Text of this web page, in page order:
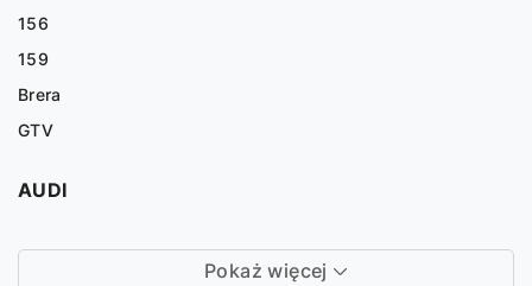
156
159
Brera
GTV
AUDI
Pokaż więcej